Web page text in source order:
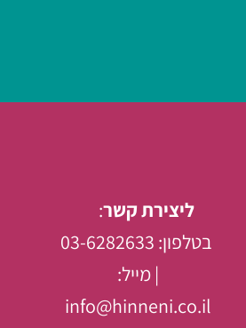
ליצירת קשר:
בטלפון: 03-6282633
| מייל:
info@hinneni.co.il